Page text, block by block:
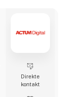
Direkte
kontakt